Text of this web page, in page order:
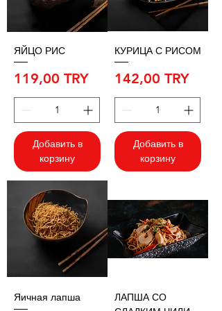
ЯЙЦО РИС
Цена
119,00 TRY
Добавить в
корзину
КУРИЦА С РИСОМ
Цена
142,00 TRY
Добавить в
корзину
Яичная лапша
ЛАПША СО